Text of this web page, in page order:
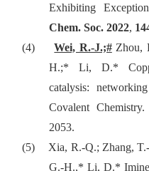
Exhibiting
Chem. Soc. 2022,
(4)
Wei, R.-J.;#Zhou,
H.;* Li, D.*
catalysis:
Covalent Chemistry.
2053.
(5)
Xia, R.-Q.; Zhang,
G.-H.,* Li, D.*